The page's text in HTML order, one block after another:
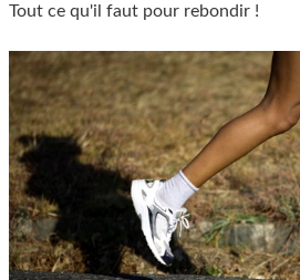
Tout ce qu'il faut pour rebondir !